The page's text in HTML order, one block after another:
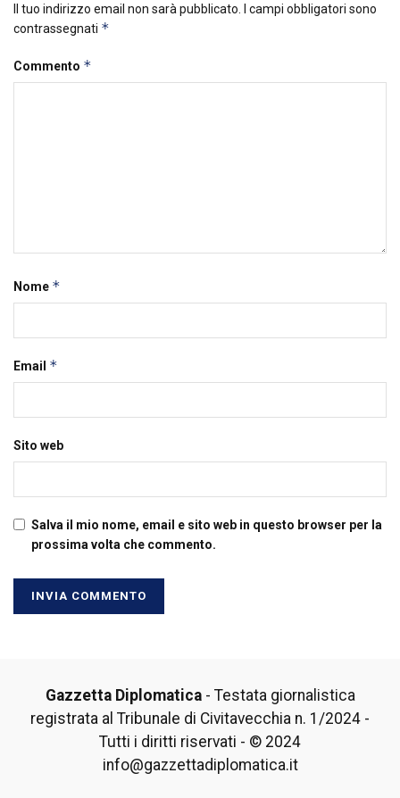
Il tuo indirizzo email non sarà pubblicato. I campi obbligatori sono
contrassegnati *
Commento *
Nome *
Email *
Sito web
Salva il mio nome, email e sito web in questo browser per la
prossima volta che commento.
Gazzetta Diplomatica- Testata giornalistica
registrata al Tribunale di Civitavecchia n. 1/2024 -
Tutti i diritti riservati - © 2024
info@gazzettadiplomatica.it